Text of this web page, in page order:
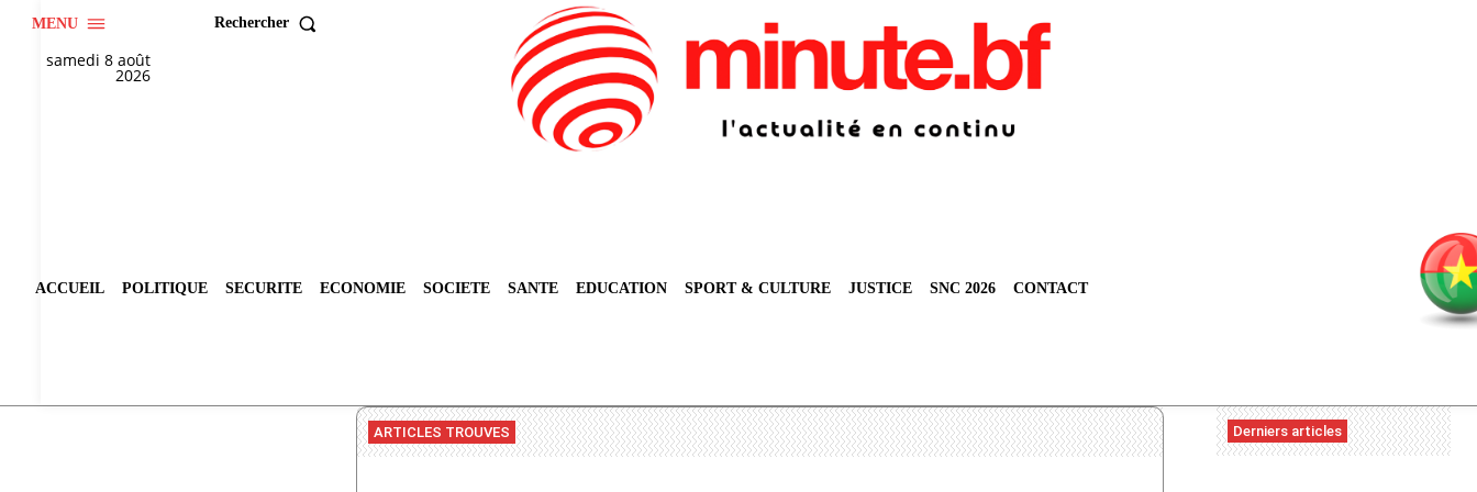
MENU Rechercher
samedi 8 août
2026
ACCUEIL POLITIQUE SECURITE ECONOMIE SOCIETE SANTE EDUCATION SPORT & CULTURE JUSTICE SNC 2026 CONTACT
ARTICLES TROUVES Derniers articles